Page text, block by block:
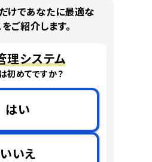
のサービスデータを参照しています。
編集部 情報取得元
けであなたに最適な
ご紹介します。
理システム
初めてですか？
はい
いいえ